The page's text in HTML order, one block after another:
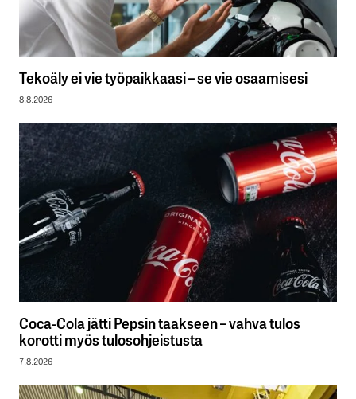
Tekoäly ei vie työpaikkaasi – se vie osaamisesi
8.8.2026
Coca-Cola jätti Pepsin taakseen – vahva tulos
korotti myös tulosohjeistusta
7.8.2026